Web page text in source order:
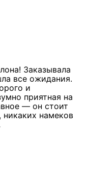
Заказывала
все ожидания.
и
приятная на
— он стоит
намеков